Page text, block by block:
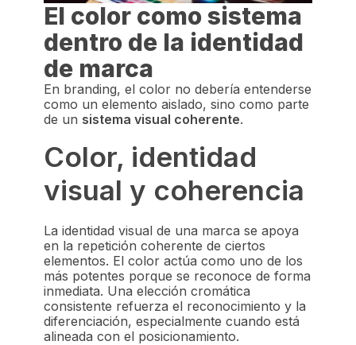
El color como sistema
dentro de la identidad
de marca
En branding, el color no debería entenderse
como un elemento aislado, sino como parte
de un sistema visual coherente.
Color, identidad
visual y coherencia
La identidad visual de una marca se apoya
en la repetición coherente de ciertos
elementos. El color actúa como uno de los
más potentes porque se reconoce de forma
inmediata. Una elección cromática
consistente refuerza el reconocimiento y la
diferenciación, especialmente cuando está
alineada con el posicionamiento.